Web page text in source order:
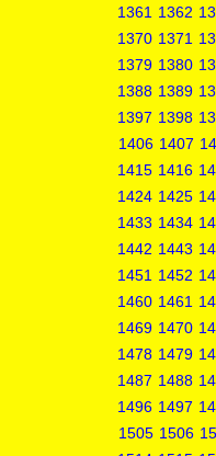
1361 1362
1370 1371
1379 1380
1388 1389
1397 1398
1406 1407
1415 1416
1424 1425
1433 1434
1442 1443
1451 1452
1460 1461
1469 1470
1478 1479
1487 1488
1496 1497
1505 1506